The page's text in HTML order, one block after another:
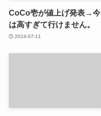
CoCo壱が値上げ発表→今
は高すぎて行けません。
2024-07-11